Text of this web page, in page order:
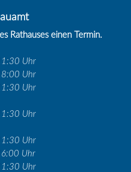
Rathauses einen Termin.
Uhr
Uhr
Uhr
Uhr
Uhr
Uhr
Uhr